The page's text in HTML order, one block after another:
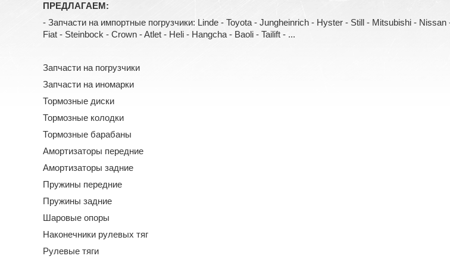
ПРЕДЛАГАЕМ:
- Запчасти на импортные погрузчики: Linde - Toyota - Jungheinrich - Hyster - Still - Mitsubishi -
Fiat - Steinbock - Crown - Atlet - Heli - Hangcha - Baoli - Tailift - ...
Запчасти на погрузчики
Запчасти на иномарки
Тормозные диски
Тормозные колодки
Тормозные барабаны
Амортизаторы передние
Амортизаторы задние
Пружины передние
Пружины задние
Шаровые опоры
Наконечники рулевых тяг
Рулевые тяги